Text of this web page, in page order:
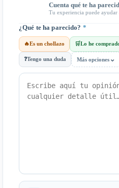
Cuenta qué te ha
Tu experiencia puede
¿Qué te ha parecido? *
🔥Es un chollazo 🛒Lo he
❓Tengo una duda Más opciones ⌄